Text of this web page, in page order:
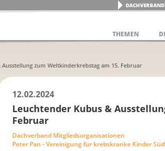
THEMEN
zum Weltkinderkrebstag am 15. Februar
12.02.2024
Leuchtender Kubus &
Februar
Dachverband Mitgliedsorganisationen
Peter Pan - Vereinigung für krebskranke Kinder